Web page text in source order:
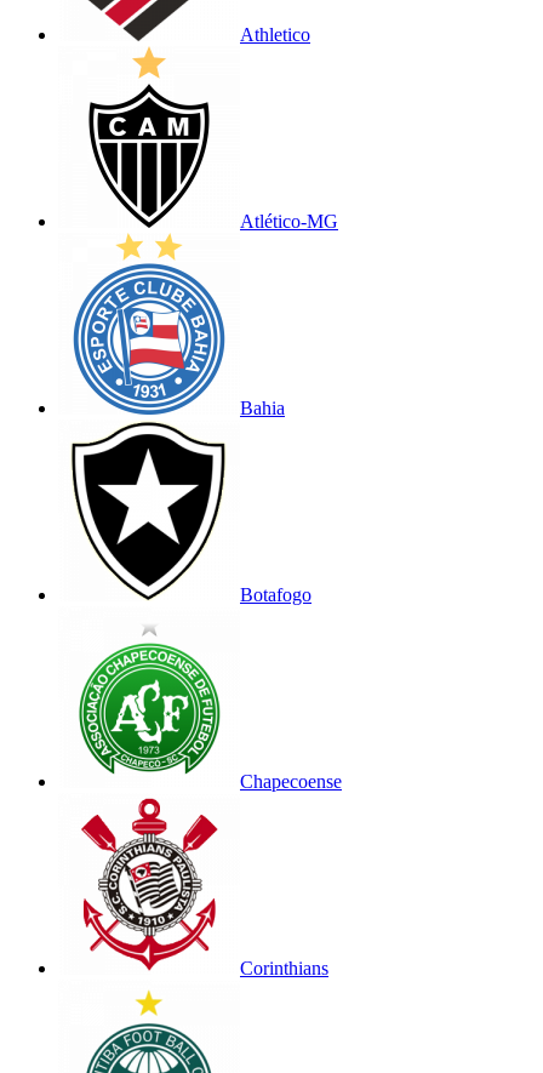
Athletico
Atlético-MG
Bahia
Botafogo
Chapecoense
Corinthians